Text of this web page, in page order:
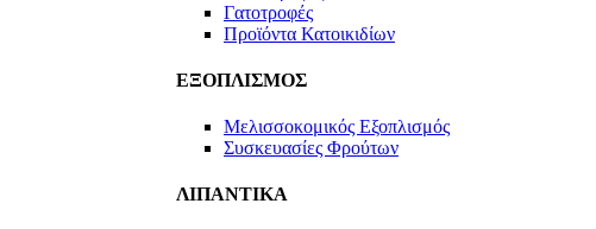
Γατοτροφές
Προϊόντα Κατοικιδίων
ΕΞΟΠΛΙΣΜΟΣ
Μελισσοκομικός Εξοπλισμός
Συσκευασίες Φρούτων
ΛΙΠΑΝΤΙΚΑ